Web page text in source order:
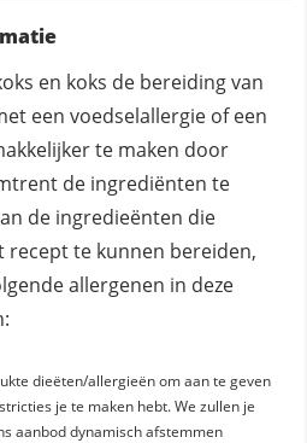
en koks de bereiding van
een voedselallergie of een
te maken door
de ingrediënten te
de ingredieënten die
te kunnen bereiden,
allergenen in deze
dieëten/allergieën om aan te geven
je te maken hebt. We zullen je
aanbod dynamisch afstemmen